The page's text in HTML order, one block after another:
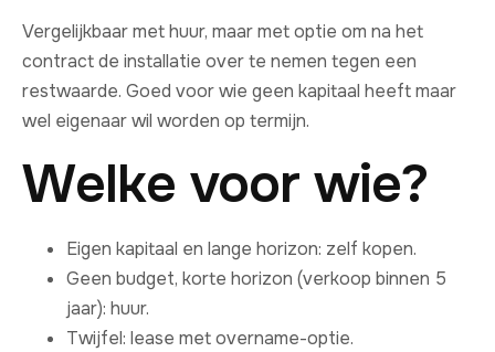
Vergelijkbaar met huur, maar met optie om na het
contract de installatie over te nemen tegen een
restwaarde. Goed voor wie geen kapitaal heeft maar
wel eigenaar wil worden op termijn.
Welke voor wie?
Eigen kapitaal en lange horizon: zelf kopen.
Geen budget, korte horizon (verkoop binnen 5
jaar): huur.
Twijfel: lease met overname-optie.